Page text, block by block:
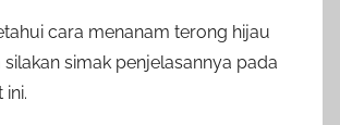
cara menanam terong hijau
simak penjelasannya pada
ini.